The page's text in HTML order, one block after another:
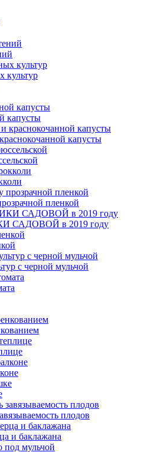
культур
капусты
капусты
пленкой
САДОВОЙ в 2019 году
с черной мульчой
плодов
и баклажана